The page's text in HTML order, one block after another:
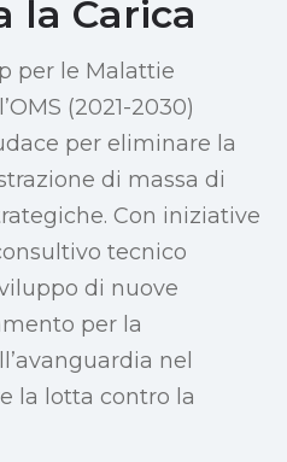
la Carica
per le Malattie
(2021-2030)
per eliminare la
di massa di
Con iniziative
tecnico
di nuove
per la
nel
la lotta contro la